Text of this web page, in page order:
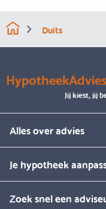
Duits
Jij kiest, jij
Alles over advies
Je hypotheek
Zoek snel een